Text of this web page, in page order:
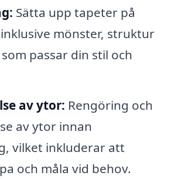
Sätta upp tapeter på
mönster, struktur
passar din stil och
av ytor: Rengöring och
av ytor innan
vilket inkluderar att
och måla vid behov.